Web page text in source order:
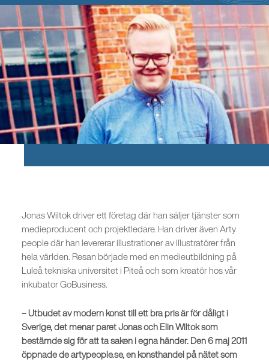
Jonas Wiltok driver ett företag där han säljer tjänster som
medieproducent och projektledare. Han driver även Arty
people där han levererar illustrationer av illustratörer från
hela världen. Resan började med en medieutbildning på
Luleå tekniska universitet i Piteå och som kreatör hos vår
inkubator GoBusiness.
– Utbudet av modern konst till ett bra pris är för dåligt i
Sverige, det menar paret Jonas och Elin Wiltok som
bestämde sig för att ta saken i egna händer. Den 6 maj 2011
öppnade de artypeople.se, en konsthandel på nätet som